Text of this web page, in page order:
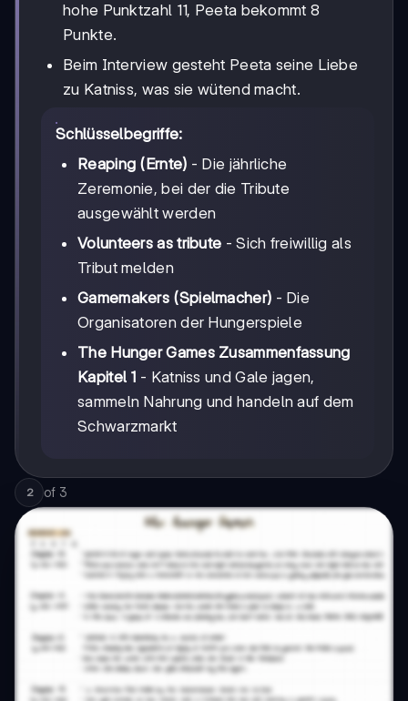
hohe Punktzahl 11, Peeta bekommt 8
Punkte.
Beim Interview gesteht Peeta seine Liebe
zu Katniss, was sie wütend macht.
Schlüsselbegriffe:
Reaping (Ernte) - Die jährliche
Zeremonie, bei der die Tribute
ausgewählt werden
Volunteers as tribute - Sich freiwillig als
Tribut melden
Gamemakers (Spielmacher) - Die
Organisatoren der Hungerspiele
The Hunger Games Zusammenfassung
Kapitel 1 - Katniss und Gale jagen,
sammeln Nahrung und handeln auf dem
Schwarzmarkt
2 of 3